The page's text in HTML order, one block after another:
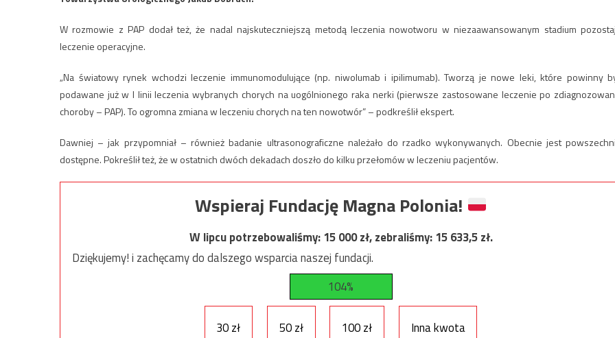
W rozmowie z PAP dodał też, że nadal najskuteczniejszą metodą leczenia nowotworu w niezaawansowanym stadium
leczenie operacyjne.
„Na światowy rynek wchodzi leczenie immunomodulujące (np. niwolumab i ipilimumab). Tworzą je nowe leki, które powinny
podawane już w I linii leczenia wybranych chorych na uogólnionego raka nerki (pierwsze zastosowane leczenie po
choroby – PAP). To ogromna zmiana w leczeniu chorych na ten nowotwór” – podkreślił ekspert.
Dawniej – jak przypomniał – również badanie ultrasonograficzne należało do rzadko wykonywanych. Obecnie jest
dostępne. Pokreślił też, że w ostatnich dwóch dekadach doszło do kilku przełomów w leczeniu pacjentów.
Wspieraj Fundację Magna Polonia!
W lipcu potrzebowaliśmy:15 000zł, zebraliśmy:15 633,5zł.
Dziękujemy! i zachęcamy do dalszego wsparcia naszej fundacji.
104%
30 zł 50 zł 100 zł
Inna kwota